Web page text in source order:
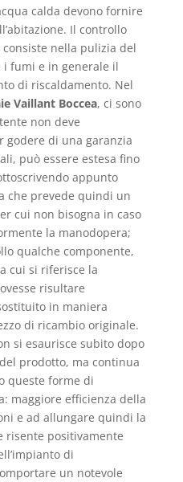
calda devono fornire
Il controllo
nella pulizia del
fumi e in generale il
di riscaldamento. Nel
Vaillant Boccea, ci sono
non deve
godere di una garanzia
può essere estesa fino
appunto
che prevede quindi un
cui non bisogna in caso
la manodopera;
qualche componente,
cui si riferisce la
risultare
in maniera
di ricambio originale.
si esaurisce subito dopo
prodotto, ma continua
queste forme di
maggiore efficienza della
e ad allungare quindi la
risente positivamente
di
un notevole